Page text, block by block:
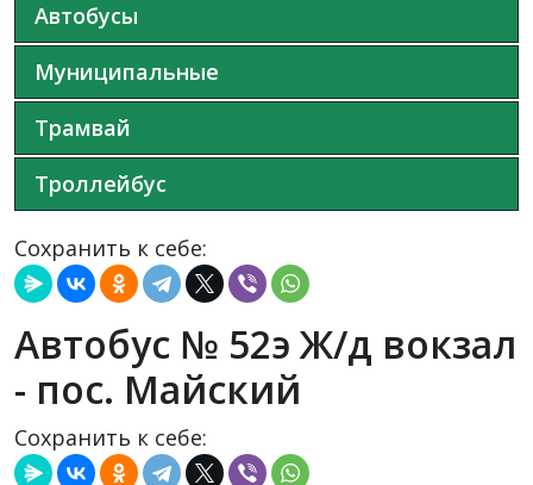
Сохранить к себе:
Автобус № 52э Ж/д вокзал
- пос. Майский
Сохранить к себе:
Автобусы
Муниципальные
Трамвай
Троллейбус